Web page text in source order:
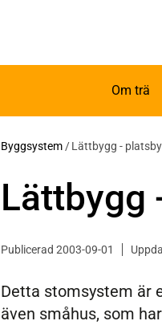
Om trä
Byggsystem/Lättbygg -
Lättbygg
Publicerad 2003-09-01
Detta stomsystem är
även småhus, som